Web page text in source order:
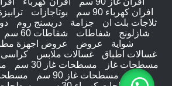
افران كهرباء 90 سم
بوتاجازات
ثلاجات بلت ان
جزامة دريسنج روم
شازلونج
شفاطات شفاطات 60 سم
شواية
عروض عروض اجهزة
غسالات اطباق
غسالات ملابس كراسى
مسطحات غاز
مسطحات غاز 30 سم
مسطحات غاز 90 سم